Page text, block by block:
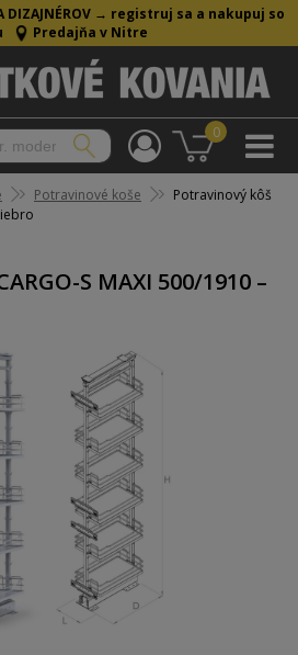
DIZAJNÉROV → registruj sa a nakupuj so
Predajňa v Nitre
0
Potravinové koše
Potravinový kôš
S MAXI 500/1910 –